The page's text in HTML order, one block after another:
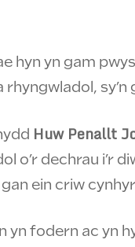
hyn yn gam
rhyngwladol,
Huw Penallt
o’r dechrau i’r
ein criw
yn fodern ac yn